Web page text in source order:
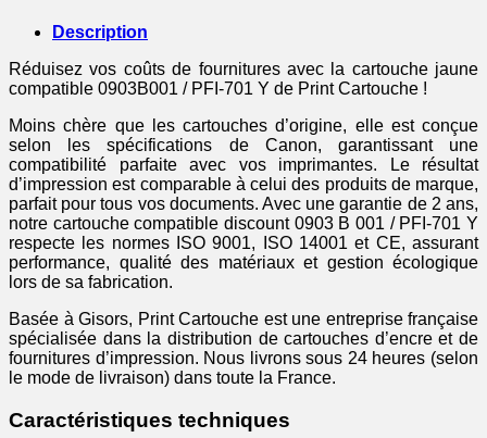
Canon
jaune
Description
Réduisez vos coûts de fournitures avec la cartouche jaune
compatible 0903B001 / PFI-701 Y de Print Cartouche !
Moins chère que les cartouches d’origine, elle est conçue
selon les spécifications de Canon, garantissant une
compatibilité parfaite avec vos imprimantes. Le résultat
d’impression est comparable à celui des produits de marque,
parfait pour tous vos documents. Avec une garantie de 2 ans,
notre cartouche compatible discount 0903 B 001 / PFI-701 Y
respecte les normes ISO 9001, ISO 14001 et CE, assurant
performance, qualité des matériaux et gestion écologique
lors de sa fabrication.
Basée à Gisors, Print Cartouche est une entreprise française
spécialisée dans la distribution de cartouches d’encre et de
fournitures d’impression. Nous livrons sous 24 heures (selon
le mode de livraison) dans toute la France.
Caractéristiques techniques